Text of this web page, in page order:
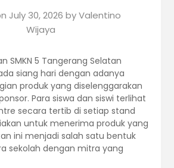
July 30, 2026 byValentino
Wijaya
SMKN 5 Tangerang Selatan
siang hari dengan adanya
produk yang diselenggarakan
Para siswa dan siswi terlihat
secara tertib di setiap stand
untuk menerima produk yang
ini menjadi salah satu bentuk
sekolah dengan mitra yang